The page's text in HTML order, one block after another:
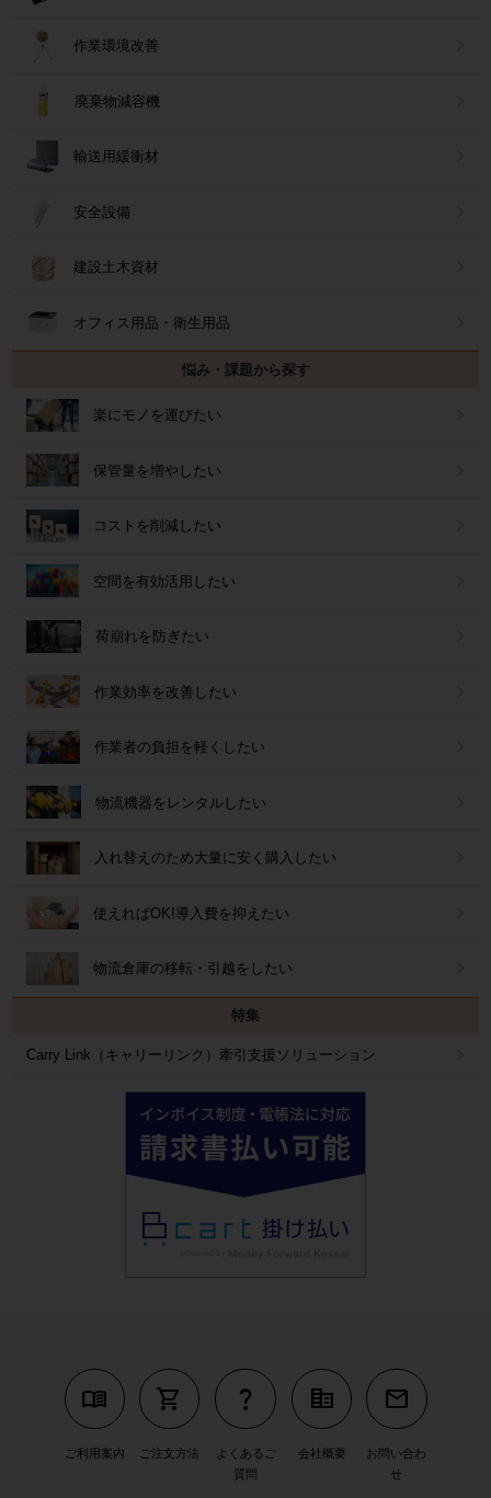
作業環境改善
廃棄物減容機
輸送用緩衝材
安全設備
建設土木資材
オフィス用品・衛生用品
悩み・課題から探す
楽にモノを運びたい
保管量を増やしたい
コストを削減したい
空間を有効活用したい
荷崩れを防ぎたい
作業効率を改善したい
作業者の負担を軽くしたい
物流機器をレンタルしたい
入れ替えのため大量に安く購入したい
使えればOK!導入費を抑えたい
物流倉庫の移転・引越をしたい
特集
Carry Link（キャリーリンク）牽引支援ソリューション
menu_book
ご利用案内
shopping_cart
ご注文方法
question_mark
よくあるご
質問
corporate_fare
会社概要
mail
お問い合わ
せ